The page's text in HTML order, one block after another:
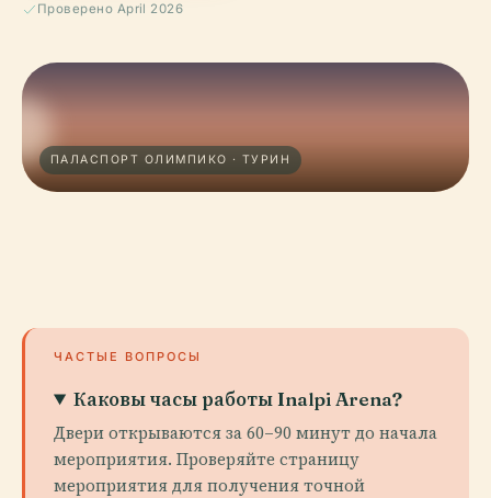
Проверено April 2026
ПАЛАСПОРТ ОЛИМПИКО · ТУРИН
ЧАСТЫЕ ВОПРОСЫ
Каковы часы работы Inalpi Arena?
Двери открываются за 60–90 минут до начала
мероприятия. Проверяйте страницу
мероприятия для получения точной